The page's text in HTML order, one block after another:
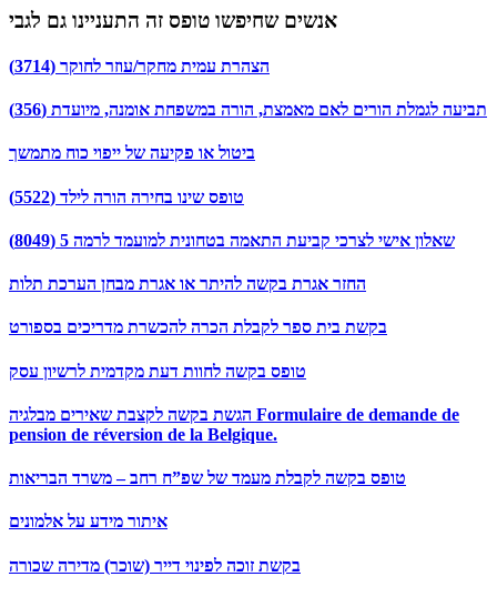
אנשים שחיפשו טופס זה התעניינו גם לגבי
הצהרת עמית מחקר/עוזר לחוקר (3714)
תביעה לגמלת הורים לאם מאמצת, הורה במשפחת אומנה, מיועדת (356)
ביטול או פקיעה של ייפוי כוח מתמשך
טופס שינו בחירה הורה לילד (5522)
שאלון אישי לצרכי קביעת התאמה בטחונית למועמד לרמה 5 (8049)
החזר אגרת בקשה להיתר או אגרת מבחן הערכת תלות
בקשת בית ספר לקבלת הכרה להכשרת מדריכים בספורט
טופס בקשה לחוות דעת מקדמית לרשיון עסק
הגשת בקשה לקצבת שאירים מבלגיה Formulaire de demande de
pension de réversion de la Belgique.
טופס בקשה לקבלת מעמד של שפ”ח רחב – משרד הבריאות
איתור מידע על אלמונים
בקשת זוכה לפינוי דייר (שוכר) מדירה שכורה